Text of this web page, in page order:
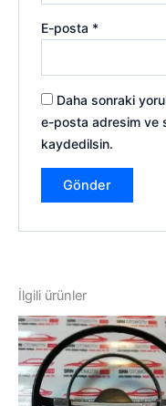
E-posta *
Daha sonraki
e-posta adresim ve
kaydedilsin.
İlgili ürünler